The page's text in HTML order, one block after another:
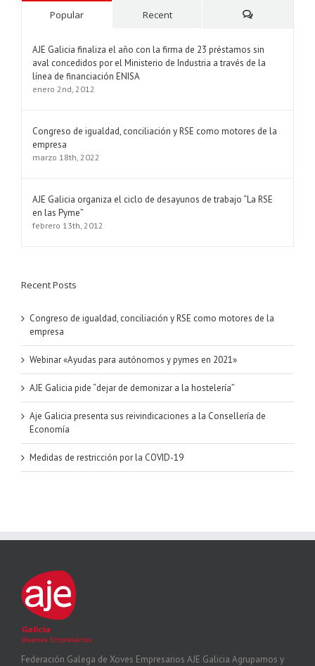
Popular Recent
AJE Galicia finaliza el año con la firma de 23 préstamos sin
aval concedidos por el Ministerio de Industria a través de la
línea de financiación ENISA
enero 2nd, 2012
Congreso de igualdad, conciliación y RSE como motores de la
empresa
marzo 18th, 2022
AJE Galicia organiza el ciclo de desayunos de trabajo “La RSE
en las Pyme”
febrero 13th, 2012
Recent Posts
Congreso de igualdad, conciliación y RSE como motores de la
empresa
Webinar «Ayudas para autónomos y pymes en 2021»
AJE Galicia pide “dejar de demonizar a la hostelería”
Aje Galicia presenta sus reivindicaciones a la Consellería de
Economía
Medidas de restricción por la COVID-19
Federación Galega de Xoves Empresarios AJE Galicia Agrupamos y